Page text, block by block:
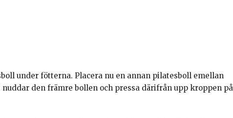
under fötterna. Placera nu en annan pilatesboll emellan
den främre bollen och pressa därifrån upp kroppen på